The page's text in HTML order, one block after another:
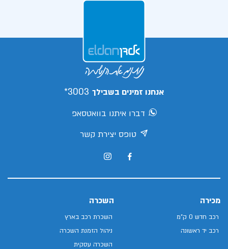
אנחנו זמינים בשבילך 3003*
דברו איתנו בוואטסאפ
טופס יצירת קשר
מכירה
רכב חדש 0 ק"מ
רכב יד ראשונה
השכרה
השכרת רכב בארץ
ניהול הזמנת השכרה
השכרה עסקית